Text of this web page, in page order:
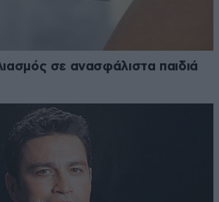
σε ανασφάλιστα παιδιά